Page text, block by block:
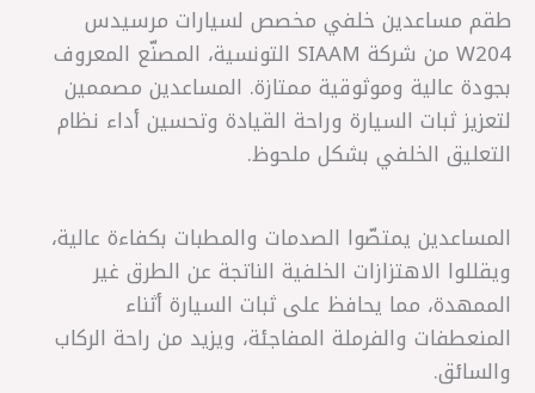
طقم مساعدين خلفي مخصص لسيارات مرسيدس
W204 من شركة SIAAM التونسية، المصنّع المعروف
بجودة عالية وموثوقية ممتازة. المساعدين مصممين
لتعزيز ثبات السيارة وراحة القيادة وتحسين أداء نظام
التعليق الخلفي بشكل ملحوظ.
المساعدين يمتصّوا الصدمات والمطبات بكفاءة عالية،
ويقللوا الاهتزازات الخلفية الناتجة عن الطرق غير
الممهدة، مما يحافظ على ثبات السيارة أثناء
المنعطفات والفرملة المفاجئة، ويزيد من راحة الركاب
والسائق.